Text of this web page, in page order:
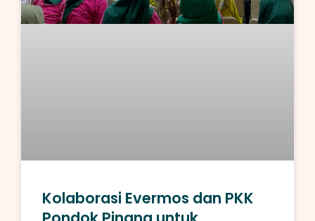
Kolaborasi Evermos dan PKK